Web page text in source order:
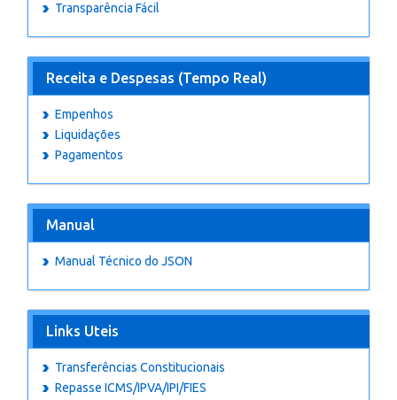
Transparência Fácil
Receita e Despesas (Tempo Real)
Empenhos
Liquidações
Pagamentos
Manual
Manual Técnico do JSON
Links Uteis
Transferências Constitucionais
Repasse ICMS/IPVA/IPI/FIES